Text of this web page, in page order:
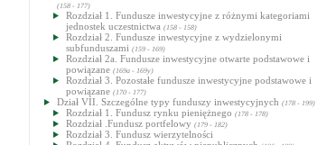
(158 - 177)
Rozdział 1. Fundusze inwestycyjne z różnymi kategoriami
jednostek uczestnictwa (158 - 158)
Rozdział 2. Fundusze inwestycyjne z wydzielonymi
subfunduszami (159 - 169)
Rozdział 2a. Fundusze inwestycyjne otwarte podstawowe i
powiązane (169a - 169y)
Rozdział 3. Pozostałe fundusze inwestycyjne podstawowe i
powiązane (170 - 177)
Dział VII. Szczególne typy funduszy inwestycyjnych (178 - 199)
Rozdział 1. Fundusz rynku pieniężnego (178 - 178)
Rozdział .Fundusz portfelowy (179 - 182)
Rozdział 3. Fundusz wierzytelności